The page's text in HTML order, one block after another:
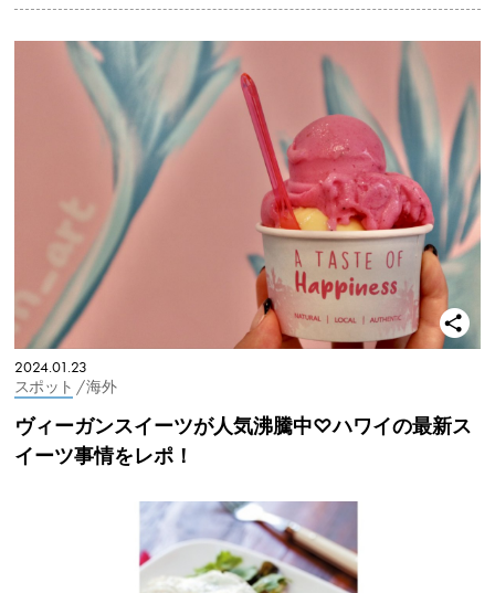
2024.01.23
スポット / 海外
ヴィーガンスイーツが人気沸騰中♡ハワイの最新ス
イーツ事情をレポ！